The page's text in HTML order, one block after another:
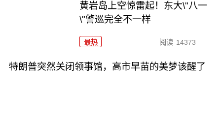
黄岩岛上空惊雷起！东大\"八一
\"警巡完全不一样
最热 阅读 14373
特朗普突然关闭领事馆，高市早苗的美梦该醒了